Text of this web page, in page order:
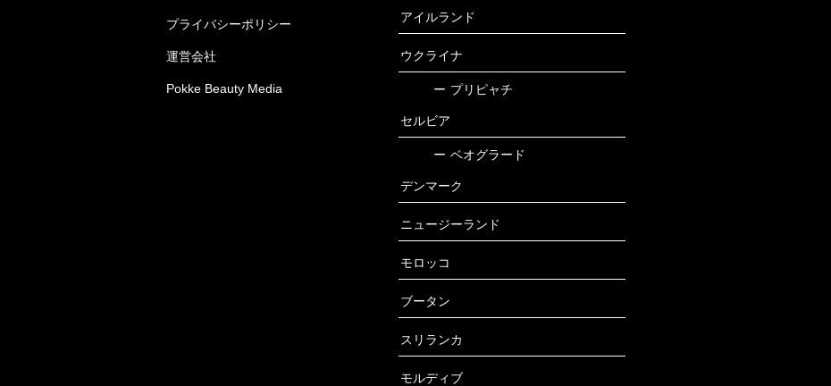
プライバシーポリシー
運営会社
Pokke Beauty Media
アイルランド
ウクライナ
ー プリピャチ
セルビア
ー ベオグラード
デンマーク
ニュージーランド
モロッコ
ブータン
スリランカ
モルディブ